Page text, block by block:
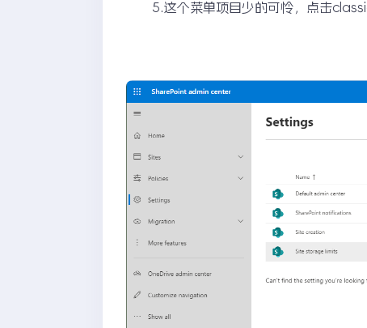
5.这个菜单项目少的可怜，点击